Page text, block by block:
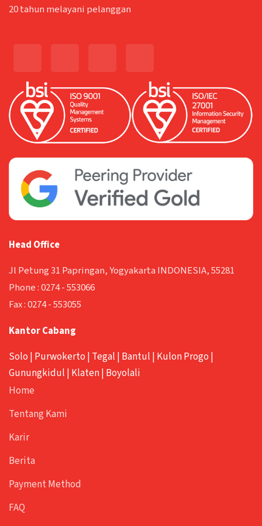
20 tahun melayani pelanggan
Head Office
Jl Petung 31 Papringan, Yogyakarta INDONESIA, 55281
Phone :0274 - 553066
Fax :0274 - 553055
Kantor Cabang
Solo | Purwokerto | Tegal | Bantul | Kulon Progo |
Gunungkidul | Klaten| Boyolali
Home
Tentang Kami
Karir
Berita
Payment Method
FAQ